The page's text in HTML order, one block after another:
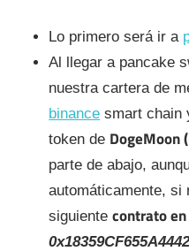
Lo primero será ir a
Al llegar a pancake
nuestra cartera de
binance smart chain
token de DogeMoon
parte de abajo,
automáticamente, si
siguientecontrato